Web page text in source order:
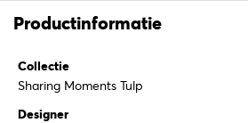
Productinformatie
Collectie
Sharing Moments Tulp
Designer